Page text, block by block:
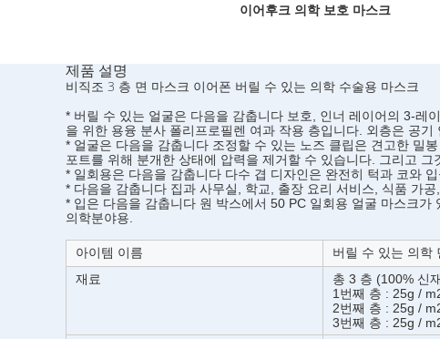
이어후크 의학 보호 마스크
제품 설명
비직조 3 층 면 마스크 이어폰 버릴 수 있는 의학 수술용 마스크
* 버릴 수 있는 얼굴은 다음을 감춥니다 보호, 인너 레이어의 3-레
을 위한 용융 분사 폴리프로필렌 여과 작용 층입니다. 외층은 공
* 얼굴은 다음을 감춥니다 조정할 수 있는 노즈 클립은 견고한 밀
포트를 위해 분개한 상태에 압력을 제거할 수 있습니다. 그리고 그
* 일회용은 다음을 감춥니다 다수 겹 디자인은 완전히 턱과 코와
* 다음을 감춥니다 집과 사무실, 학교, 출장 요리 서비스, 식품 가
* 입은 다음을 감춥니다 원 박스에서 50 PC 일회용 얼굴 마스크
의학분야용.
아이템 이름
버릴 수 있는 의학
재료
총 3 층 (100% 신
1번째 층 : 25g /
2번째 층 : 25g /
3번째 층 : 25g /